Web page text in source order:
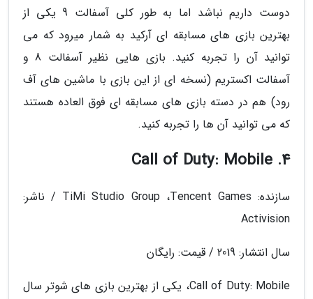
دوست داریم نباشد اما به طور کلی آسفالت 9 یکی از
بهترین بازی های مسابقه ای آرکید به شمار میرود که می
توانید آن را تجربه کنید. بازی هایی نظیر آسفالت 8 و
آسفالت اکستریم (نسخه ای از این بازی با ماشین های آف
رود) هم در دسته بازی های مسابقه ای فوق العاده هستند
که می توانید آن ها را تجربه کنید.
4. Call of Duty: Mobile
سازنده: TiMi Studio Group ،Tencent Games / ناشر:
Activision
سال انتشار: 2019 / قیمت: رایگان
Call of Duty: Mobile، یکی از بهترین بازی های شوتر سال